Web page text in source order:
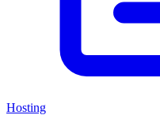
Hosting